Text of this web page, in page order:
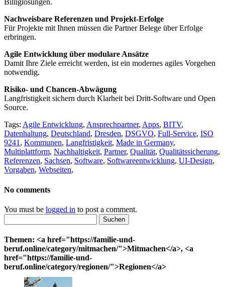
Billiglösungen.
Nachweisbare Referenzen und Projekt-Erfolge
Für Projekte mit Ihnen müssen die Partner Belege über Erfolge
erbringen.
Agile Entwicklung über modulare Ansätze
Damit Ihre Ziele erreicht werden, ist ein modernes agiles Vorgehen
notwendig.
Risiko- und Chancen-Abwägung
Langfristigkeit sichern durch Klarheit bei Dritt-Software und Open
Source.
Tags: Agile Entwicklung, Ansprechpartner, Apps, BITV,
Datenhaltung, Deutschland, Dresden, DSGVO, Full-Service, ISO
9241, Kommunen, Langfristigkeit, Made in Germany,
Multiplattform, Nachhaltigkeit, Partner, Qualität, Qualitätssicherung,
Referenzen, Sachsen, Software, Softwareentwicklung, UI-Design,
Vorgaben, Webseiten,
No comments
You must be logged in to post a comment.
nach:
Themen: <a href="https://familie-und-
beruf.online/category/mitmachen/">Mitmachen</a>, <a
href="https://familie-und-
beruf.online/category/regionen/">Regionen</a>